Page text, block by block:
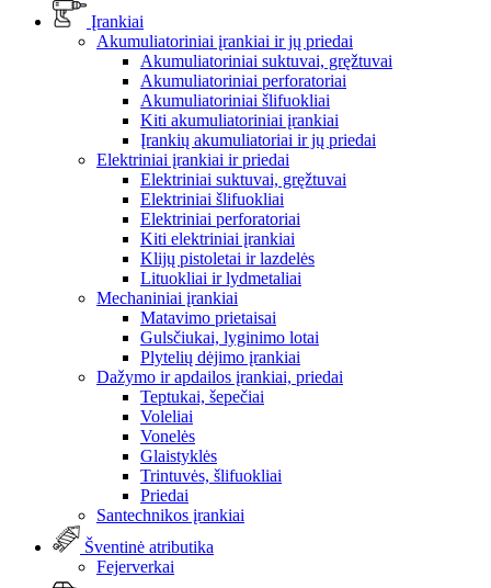
Įrankiai
Akumuliatoriniai įrankiai ir jų priedai
Akumuliatoriniai suktuvai, gręžtuvai
Akumuliatoriniai perforatoriai
Akumuliatoriniai šlifuokliai
Kiti akumuliatoriniai įrankiai
Įrankių akumuliatoriai ir jų priedai
Elektriniai įrankiai ir priedai
Elektriniai suktuvai, gręžtuvai
Elektriniai šlifuokliai
Elektriniai perforatoriai
Kiti elektriniai įrankiai
Klijų pistoletai ir lazdelės
Lituokliai ir lydmetaliai
Mechaniniai įrankiai
Matavimo prietaisai
Gulsčiukai, lyginimo lotai
Plytelių dėjimo įrankiai
Dažymo ir apdailos įrankiai, priedai
Teptukai, šepečiai
Voleliai
Vonelės
Glaistyklės
Trintuvės, šlifuokliai
Priedai
Santechnikos įrankiai
Šventinė atributika
Fejerverkai